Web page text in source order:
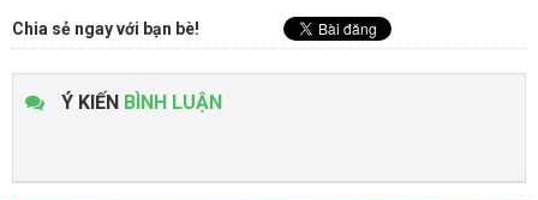
Chia sẻ ngay với bạn bè!
Ý KIẾN BÌNH LUẬN